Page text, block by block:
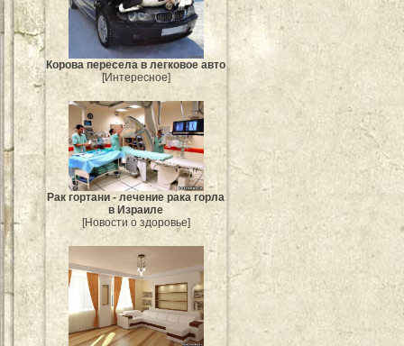
Корова пересела в легковое авто
[Интересное]
Рак гортани - лечение рака горла
в Израиле
[Новости о здоровье]